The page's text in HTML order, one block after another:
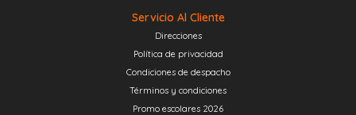
Servicio Al Cliente
Direcciones
Política de privacidad
Condiciones de despacho
Términos y condiciones
Promo escolares 2026